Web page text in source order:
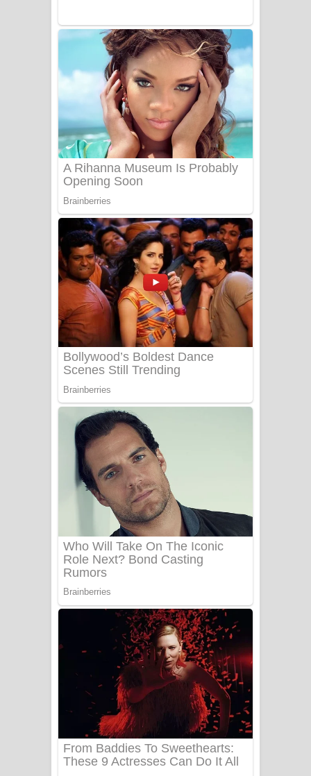
දුන් ආදරේ ගීතයේ පද පෙළ
Liyamuda Dan Anagathe Song Lyrics
- ලියමුද දැන් අනාගතේ ගීතයේ පද පෙළ
Doni Song Lyrics - දෝණි ගීතයේ පද
පෙළ
Benthara Palame Song Lyrics -
බෙන්තර පාලමේ ගීතයේ පද පෙළ
Sanda Babalena Song Lyrics - සඳ
බැබලෙන ගීතයේ පද පෙළ
Adare Wadi Nisa Song Lyrics - ආදරේ
වැඩි නිසා ගීතයේ පද පෙළ
UNUHUMA Song Lyrics - උණුහුම
ගීතයේ පද පෙළ
Katakara Song Lyrics - කටකාර ගීතයේ
පද පෙළ
Tharu Yaye Dilena Song Lyrics - තරු
යායේ දිලෙනා ගීතයේ පද පෙළ
Ow Man Sosa Song Lyrics - ඔව් මං
සෝසා ගීතයේ පද පෙළ
Heavy Weight Song Lyrics
Aye Lanweela Song Lyrics - ආයේ
ලංවීලා ගීතයේ පද පෙළ
Ala purannata Song Lyrics - ආල
පුරන්නට ගීතයේ පද පෙළ
FEVER DREAM Lyrics - Alex Warren
BTS : Hooligan Lyrics